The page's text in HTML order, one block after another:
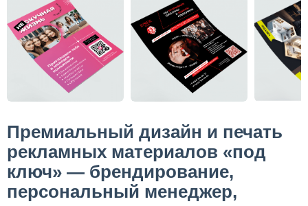
Премиальный дизайн и печать
рекламных материалов «под
ключ» — брендирование,
персональный менеджер,